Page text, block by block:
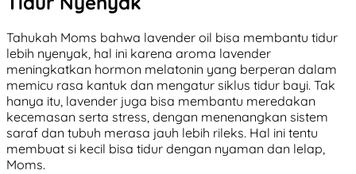
Tahukah Moms bahwa lavender oil bisa membantu tidur
lebih nyenyak, hal ini karena aroma lavender
meningkatkan hormon melatonin yang berperan dalam
memicu rasa kantuk dan mengatur siklus tidur bayi. Tak
hanya itu, lavender juga bisa membantu meredakan
kecemasan serta stress, dengan menenangkan sistem
saraf dan tubuh merasa jauh lebih rileks. Hal ini tentu
membuat si kecil bisa tidur dengan nyaman dan lelap,
Moms.